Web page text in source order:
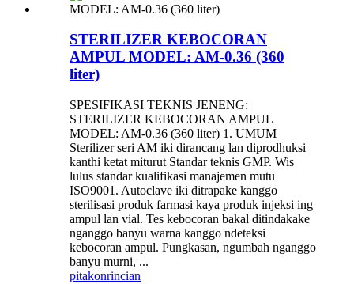
STERILIZER KEBOCORAN
AMPUL MODEL: AM-0.36 (360
liter)
SPESIFIKASI TEKNIS JENENG:
STERILIZER KEBOCORAN AMPUL
MODEL: AM-0.36 (360 liter) 1. UMUM
Sterilizer seri AM iki dirancang lan diprodhuksi
kanthi ketat miturut Standar teknis GMP. Wis
lulus standar kualifikasi manajemen mutu
ISO9001. Autoclave iki ditrapake kanggo
sterilisasi produk farmasi kaya produk injeksi ing
ampul lan vial. Tes kebocoran bakal ditindakake
nganggo banyu warna kanggo ndeteksi
kebocoran ampul. Pungkasan, ngumbah nganggo
banyu murni, ...
pitakonrincian